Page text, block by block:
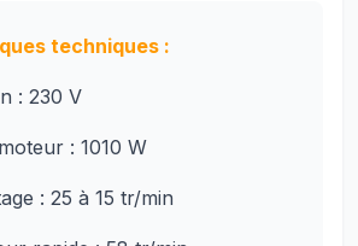
techniques :
: 230 V
: 1010 W
: 25 à 15 tr/min